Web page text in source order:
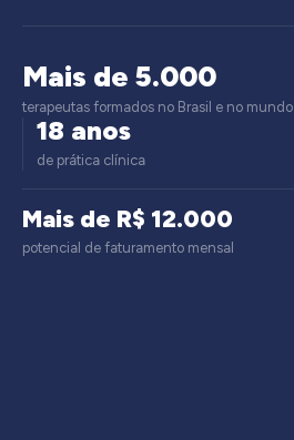
Mais de 5.000
terapeutas formados no Brasil e no mundo
18 anos
de prática clínica
Mais de R$ 12.000
potencial de faturamento mensal